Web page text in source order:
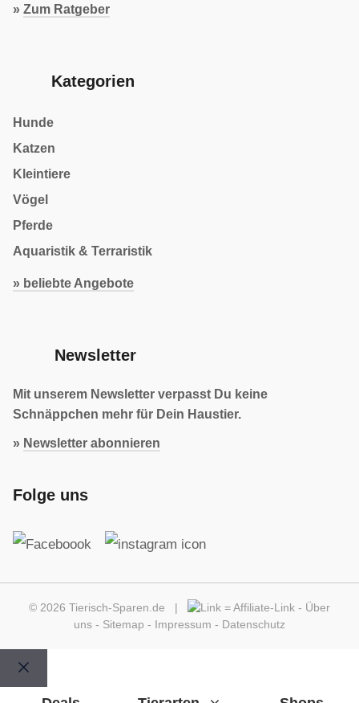
» Zum Ratgeber
Kategorien
Hunde
Katzen
Kleintiere
Vögel
Pferde
Aquaristik & Terraristik
» beliebte Angebote
Newsletter
Mit unserem Newsletter verpasst Du keine
Schnäppchen mehr für Dein Haustier.
» Newsletter abonnieren
Folge uns
© 2026 Tierisch-Sparen.de | =Affiliate-Link - Über
uns - Sitemap - Impressum - Datenschutz
Schließen